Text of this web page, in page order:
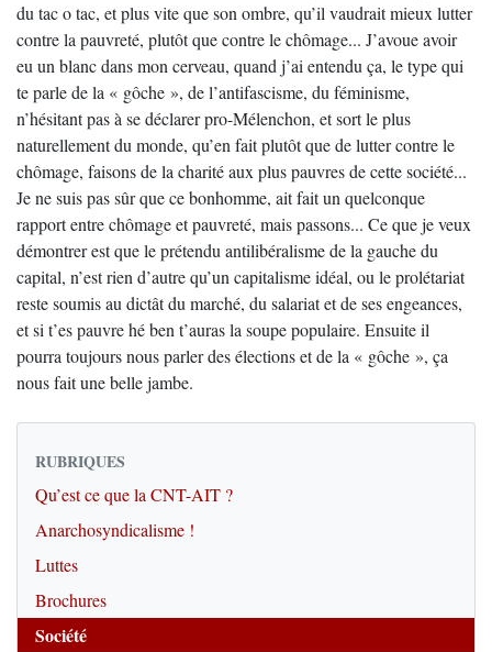
du tac o tac, et plus vite que son ombre, qu’il vaudrait mieux lutter
contre la pauvreté, plutôt que contre le chômage... J’avoue avoir
eu un blanc dans mon cerveau, quand j’ai entendu ça, le type qui
te parle de la « gôche », de l’antifascisme, du féminisme,
n’hésitant pas à se déclarer pro-Mélenchon, et sort le plus
naturellement du monde, qu’en fait plutôt que de lutter contre le
chômage, faisons de la charité aux plus pauvres de cette société...
Je ne suis pas sûr que ce bonhomme, ait fait un quelconque
rapport entre chômage et pauvreté, mais passons... Ce que je veux
démontrer est que le prétendu antilibéralisme de la gauche du
capital, n’est rien d’autre qu’un capitalisme idéal, ou le prolétariat
reste soumis au dictât du marché, du salariat et de ses engeances,
et si t’es pauvre hé ben t’auras la soupe populaire. Ensuite il
pourra toujours nous parler des élections et de la « gôche », ça
nous fait une belle jambe.
RUBRIQUES
Qu’est ce que la CNT-AIT ?
Anarchosyndicalisme !
Luttes
Brochures
Société